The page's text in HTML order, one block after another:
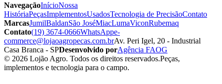
NavegaçãoInícioNossa
HistóriaPeçasImplementosUsadosTecnologia de PrecisãoContato
MarcasJumilBaldanSão JoséMiacLumaViconRubemaq
Contato(19) 3674-0666WhatsAppe-
commerce@lojaoagropecas.com.brAv. Peri Igel, 20 - Industrial
Casa Branca - SPDesenvolvido porAgência FAOG
© 2026 Lojão Agro. Todos os direitos reservados.Peças,
implementos e tecnologia para o campo.